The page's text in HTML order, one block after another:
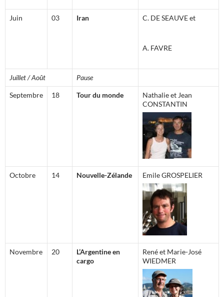
Juin 03 Iran C. DE SEAUVE et
A. FAVRE
Juillet / Août Pause
Septembre 18 Tour du monde
Nathalie et Jean
CONSTANTIN
Octobre 14 Nouvelle-Zélande Emile GROSPELIER
Novembre 20
L’Argentine en
cargo
René et Marie-José
WIEDMER